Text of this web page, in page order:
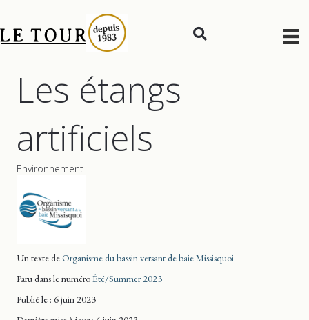
Les étangs
artificiels
Environnement
Un texte deOrganisme du bassin versant de baie Missisquoi
Paru dans le numéroÉté/Summer 2023
Publié le : 6 juin 2023